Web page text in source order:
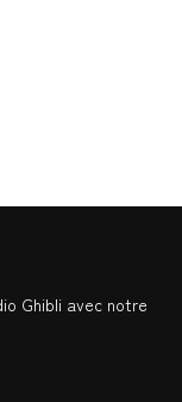
Ghibli avec notre